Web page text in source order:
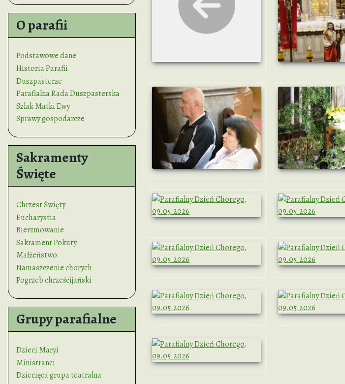
O parafii
Podstawowe dane
Historia Parafii
Duszpasterze
Parafialna Rada Duszpasterska
Szlak Matki Ewy
Sprawy gospodarcze
Sakramenty
Święte
Chrzest Święty
Eucharystia
Bierzmowanie
Sakrament Pokuty
Małżeństwo
Namaszczenie chorych
Pogrzeb chrześcijański
Grupy parafialne
Dzieci Maryi
Ministranci
Dziecięca grupa teatralna